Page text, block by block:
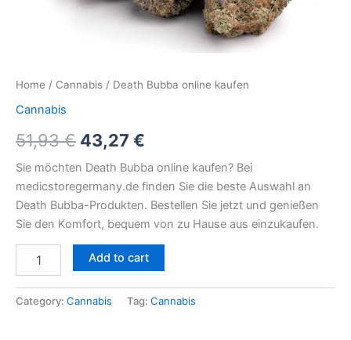
Home / Cannabis / Death Bubba online kaufen
Cannabis
51,93€ 43,27 €
Sie möchten Death Bubba online kaufen? Bei
medicstoregermany.de finden Sie die beste Auswahl an
Death Bubba-Produkten. Bestellen Sie jetzt und genießen
Sie den Komfort, bequem von zu Hause aus einzukaufen.
Add to cart
Category: Cannabis Tag: Cannabis